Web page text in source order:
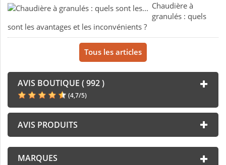
Chaudière à
granulés : quels
sont les avantages et les inconvénients ?
Tous les articles
AVIS BOUTIQUE ( 992 )
(4,7/5)
AVIS PRODUITS
MARQUES